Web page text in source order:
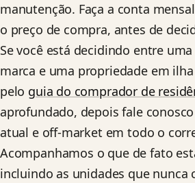
manutenção. Faça a conta
o preço de compra, antes de
Se você está decidindo entre
marca e uma propriedade em
pelo guia do comprador de
aprofundado, depois fale
atual e off-market em todo o
Acompanhamos o que de fato
incluindo as unidades que nunca